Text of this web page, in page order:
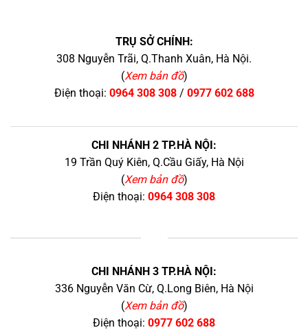
TRỤ SỞ CHÍNH:
308 Nguyễn Trãi, Q.Thanh Xuân, Hà Nội.
(Xem bản đồ)
Điện thoại: 0964 308 308/ 0977 602 688
CHI NHÁNH 2 TP.HÀ NỘI:
19 Trần Quý Kiên, Q.Cầu Giấy, Hà Nội
(Xem bản đồ)
Điện thoại: 0964 308 308
CHI NHÁNH 3 TP.HÀ NỘI:
336 Nguyễn Văn Cừ, Q.Long Biên, Hà Nội
(Xem bản đồ)
Điện thoại: 0977 602 688